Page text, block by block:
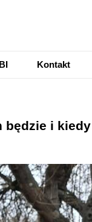
Kontakt
będzie i